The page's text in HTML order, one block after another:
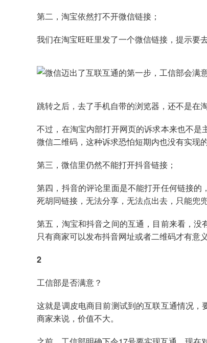
第二，淘宝依然打不开微信链接；
我们在淘宝旺旺里发了一个微信链接，提示要
跳转之后，去了手机自带的浏览器，还不是在
不过，在淘宝内部打开网页的诉求本来也不
微信二维码，这种诉求恐怕短期内也没有实现的
第三，微信里仍然不能打开抖音链接；
第四，抖音的评论里面是不能打开任何链接
死胡同链接，无法分享，无法点出去，只能兜
第五，淘宝和抖音之间的互通，目前来看，没
只有商家可以发布抖音网址或者二维码才有意
2
工信部是否满意？
这就是调皮电商目前测试到的互联互通情况
商家来说，价值不大。